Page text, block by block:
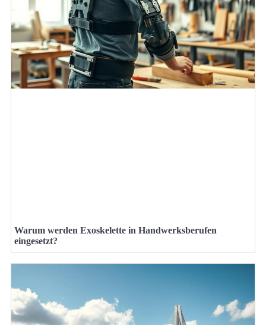
Warum werden Exoskelette in Handwerksberufen
eingesetzt?